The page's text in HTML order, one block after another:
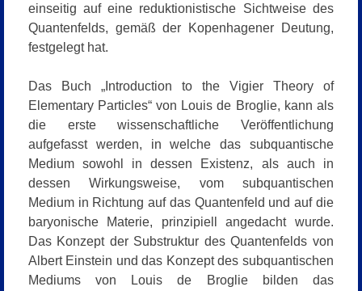
einseitig auf eine reduktionistische Sichtweise des
Quantenfelds, gemäß der Kopenhagener Deutung,
festgelegt hat.
Das Buch „Introduction to the Vigier Theory of
Elementary Particles“ von Louis de Broglie, kann als
die erste wissenschaftliche Veröffentlichung
aufgefasst werden, in welche das subquantische
Medium sowohl in dessen Existenz, als auch in
dessen Wirkungsweise, vom subquantischen
Medium in Richtung auf das Quantenfeld und auf die
baryonische Materie, prinzipiell angedacht wurde.
Das Konzept der Substruktur des Quantenfelds von
Albert Einstein und das Konzept des subquantischen
Mediums von Louis de Broglie bilden das